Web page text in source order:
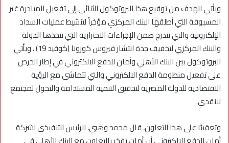
ويأتي الهدف من توقيع هذا البروتوكول الثنائي إلى تفعيل المبادرة غير
المسبوقة التي أطلقها البنك المركزي مؤخراً لتنشيط عمليات السداد
الإلكترونية والتي تندرج ضمن الإجراءات الاحترازية التي تتخذها الدولة
والبنك المركزي لتخفيف حدة انتشار فيروس كورونا (كوفيد 19) ، ويأتي
البروتوكول بين البنك الأهلي وأمان للدفع الالكتروني في إطار الحرص
على تفعيل منظومة الدفع الالكتروني والتي تتماشى مع الرؤية
الاقتصادية للدولة المصرية لتحقيق التنمية المستدامة والتحول لمجتمع
لانقدي.
وتعقيبًا على هذا التعاون، قال محمد وهبي، الرئيس التنفيذي لشركة